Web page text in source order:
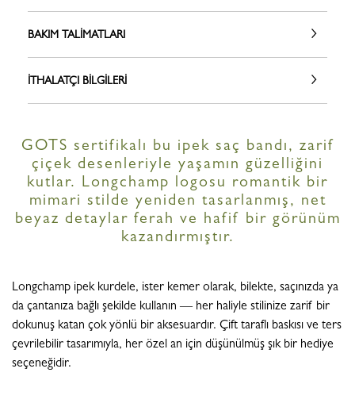
BAKIM TALIMATLARI
İTHALATÇI BILGILERI
GOTS sertifikalı bu ipek saç bandı, zarif
çiçek desenleriyle yaşamın güzelliğini
kutlar. Longchamp logosu romantik bir
mimari stilde yeniden tasarlanmış, net
beyaz detaylar ferah ve hafif bir görünüm
kazandırmıştır.
Longchamp ipek kurdele, ister kemer olarak, bilekte, saçınızda ya
da çantanıza bağlı şekilde kullanın — her haliyle stilinize zarif bir
dokunuş katan çok yönlü bir aksesuardır. Çift taraflı baskısı ve ters
çevrilebilir tasarımıyla, her özel an için düşünülmüş şık bir hediye
seçeneğidir.